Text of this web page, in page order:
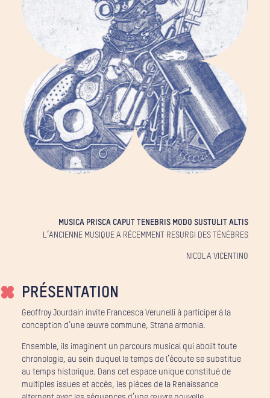
MUSICA PRISCA CAPUT TENEBRIS MODO SUSTULIT ALTIS
L’ANCIENNE MUSIQUE A RÉCEMMENT RESURGI DES TÉNÈBRES
NICOLA VICENTINO
PRÉSENTATION
Geoffroy Jourdain invite Francesca Verunelli à participer à la
conception d’une œuvre commune, Strana armonia.
Ensemble, ils imaginent un parcours musical qui abolit toute
chronologie, au sein duquel le temps de l’écoute se substitue
au temps historique. Dans cet espace unique constitué de
multiples issues et accès, les pièces de la Renaissance